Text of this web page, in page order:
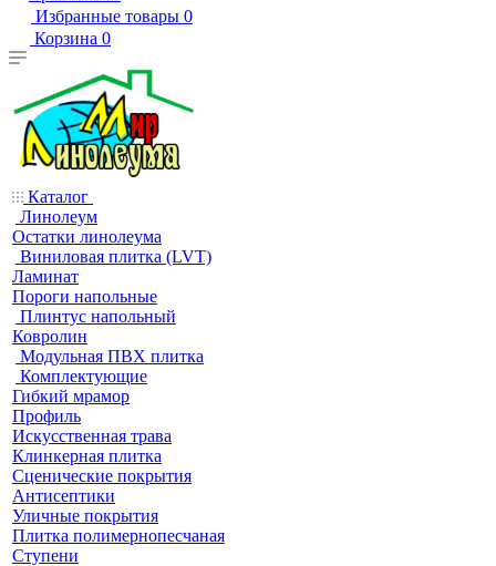
Избранные товары 0
Корзина 0
Каталог
Линолеум
Остатки линолеума
Виниловая плитка (LVT)
Ламинат
Пороги напольные
Плинтус напольный
Ковролин
Модульная ПВХ плитка
Комплектующие
Гибкий мрамор
Профиль
Искусственная трава
Клинкерная плитка
Сценические покрытия
Антисептики
Уличные покрытия
Плитка полимернопесчаная
Ступени